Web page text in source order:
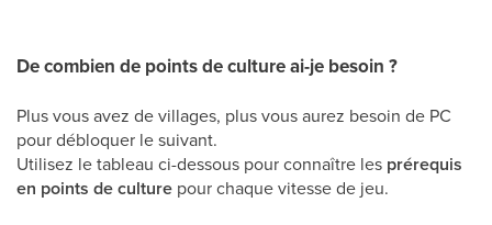
De combien de points de culture ai-je besoin ?
Plus vous avez de villages, plus vous aurez besoin de PC
pour débloquer le suivant.
Utilisez le tableau ci-dessous pour connaître les prérequis
en points de culture pour chaque vitesse de jeu.